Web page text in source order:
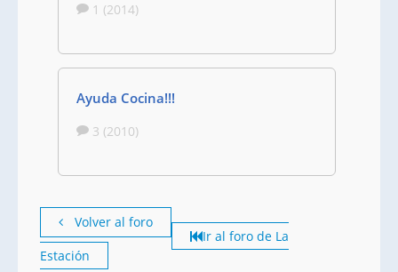
1 (2014)
Ayuda Cocina!!!
3 (2010)
Volver al foro
Ir al foro de La
Estación